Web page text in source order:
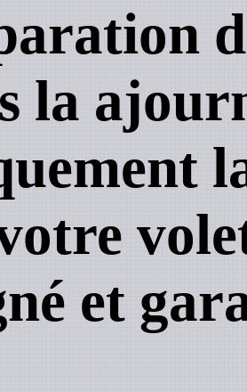
la
et